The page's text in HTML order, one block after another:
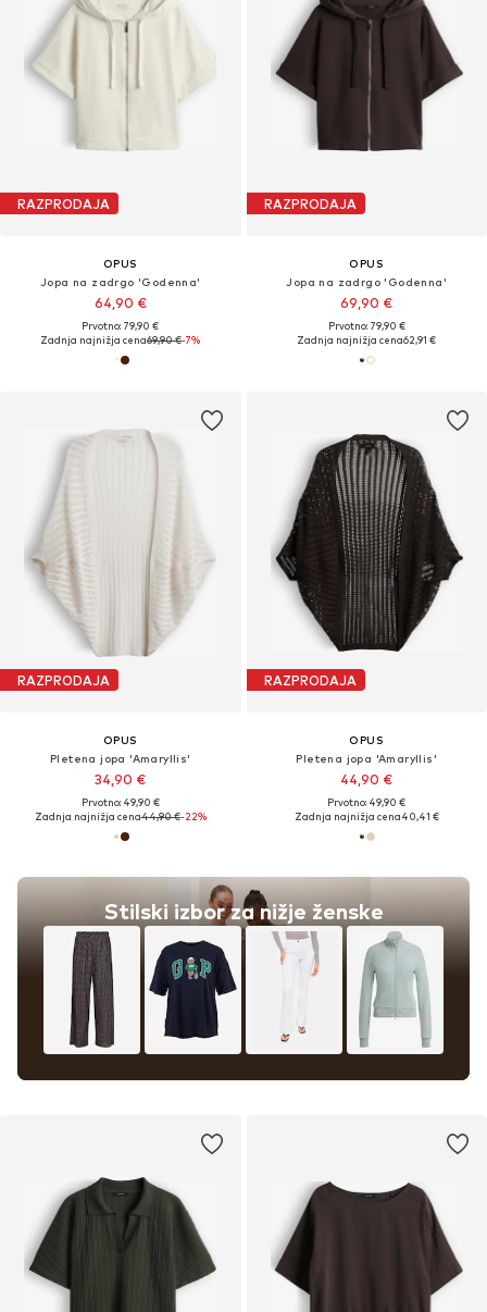
RAZPRODAJA
OPUS
Jopa na zadrgo 'Godenna'
64,90 €
Prvotno: 79,90 €
Zadnja najnižja cena69,90 €-7%
RAZPRODAJA
OPUS
Jopa na zadrgo 'Godenna'
69,90 €
Prvotno: 79,90 €
Zadnja najnižja cena62,91 €
RAZPRODAJA
OPUS
Pletena jopa 'Amaryllis'
34,90 €
Prvotno: 49,90 €
Zadnja najnižja cena44,90 €-22%
Stilski izbor za nižje ženske
RAZPRODAJA
OPUS
Pletena jopa 'Amaryllis'
44,90 €
Prvotno: 49,90 €
Zadnja najnižja cena40,41 €